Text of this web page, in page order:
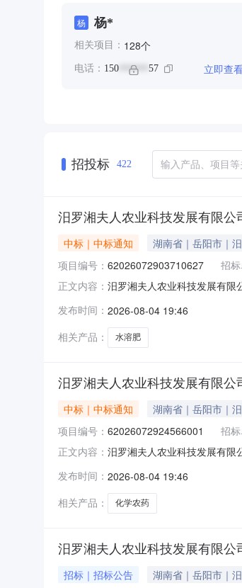
杨 杨*
相关项目： 128个
电话： 150 ****** 57 立即查
招投标 422
汨罗湘夫人农业科技发展有限
中标｜中标通知 湖南省｜岳阳市｜
项目编号： 62026072903710627 招标
正文内容： 汨罗湘夫人农业科技发展有
码：430681项目所在行政区
发布时间： 2026-08-04 19:46
相关产品：
水溶肥
汨罗湘夫人农业科技发展有限
中标｜中标通知 湖南省｜岳阳市｜
项目编号： 62026072924566001 招标
正文内容： 汨罗湘夫人农业科技发展有
编码：430681项目所在行政
发布时间： 2026-08-04 19:46
相关产品：
化学农药
汨罗湘夫人农业科技发展有限
招标｜招标公告 湖南省｜岳阳市｜